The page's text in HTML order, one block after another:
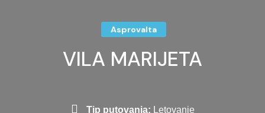
VILA MARIJETA
Asprovalta
Tip putovanja: Letovanje